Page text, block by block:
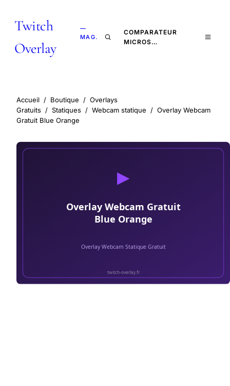
Twitch
Overlay
—
MAG.
COMPARATEUR
MICROS…
Accueil / Boutique / Overlays
Gratuits / Statiques / Webcam statique / Overlay Webcam
Gratuit Blue Orange